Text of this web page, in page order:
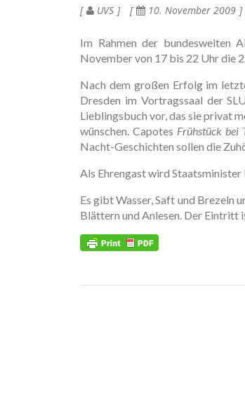
UVS 10. November 2009
Im Rahmen der bundesweiten
November von 17 bis 22 Uhr die
Nach dem großen Erfolg im
Dresden im Vortragssaal der
Lieblingsbuch vor, das sie privat
wünschen. Capotes Frühstück bei
Nacht-Geschichten sollen die
Als Ehrengast wird Staatsminister
Es gibt Wasser, Saft und Brezeln
Blättern und Anlesen. Der Eintritt